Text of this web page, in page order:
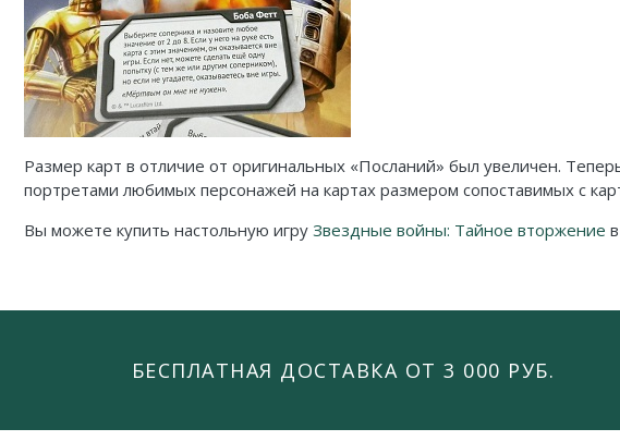
Размер карт в отличие от оригинальных «Посланий» был увеличен.
портретами любимых персонажей на картах размером сопоставимых с
Вы можете купить настольную игру Звездные войны: Тайное вторжение
БЕСПЛАТНАЯ ДОСТАВКА ОТ 3 000 РУБ.